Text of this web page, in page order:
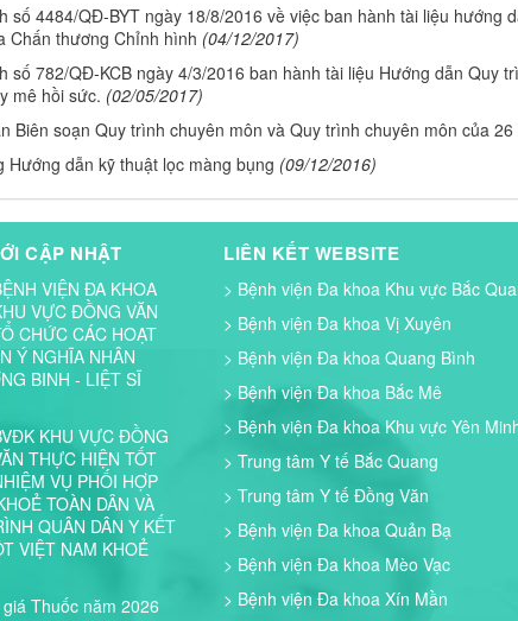
số 4484/QĐ-BYT ngày 18/8/2016 về việc ban hành tài liệu hướng
Chấn thương Chỉnh hình (04/12/2017)
số 782/QĐ-KCB ngày 4/3/2016 ban hành tài liệu Hướng dẫn Quy
mê hồi sức. (02/05/2017)
Biên soạn Quy trình chuyên môn và Quy trình chuyên môn của
Hướng dẫn kỹ thuật lọc màng bụng (09/12/2016)
CẬP NHẬT
VIỆN ĐA KHOA
VỰC ĐỒNG VĂN
CHỨC CÁC HOẠT
Ý NGHĨA NHÂN
BINH - LIỆT SĨ
KHU VỰC ĐỒNG
THỰC HIỆN TỐT
VỤ PHỐI HỢP
TOÀN DÂN VÀ
QUÂN DÂN Y KẾT
VIỆT NAM KHOẺ
Thuốc năm 2026
LIÊN KẾT WEBSITE
> Bệnh viện Đa khoa Khu vực Bắc
> Bệnh viện Đa khoa Vị Xuyên
> Bệnh viện Đa khoa Quang Bình
> Bệnh viện Đa khoa Bắc Mê
> Bệnh viện Đa khoa Khu vực Yên
> Trung tâm Y tế Bắc Quang
> Trung tâm Y tế Đồng Văn
> Bệnh viện Đa khoa Quản Bạ
> Bệnh viện Đa khoa Mèo Vạc
> Bệnh viện Đa khoa Xín Mần